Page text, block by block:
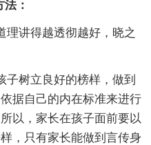
：
讲得越透彻越好，晓之
树立良好的榜样，做到
据自己的内在标准来进行
以，家长在孩子面前要以
，只有家长能做到言传身